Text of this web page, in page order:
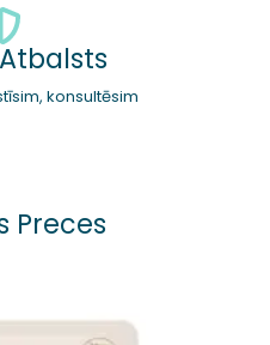
konsultēsim
Preces